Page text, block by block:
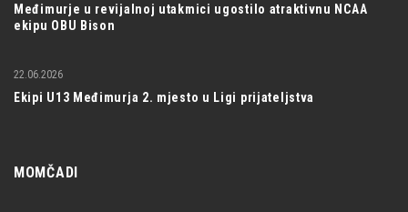
Međimurje u revijalnoj utakmici ugostilo atraktivnu NCAA
ekipu OBU Bison
Ekipi U13 Međimurja 2. mjesto u Ligi prijateljstva
22.06.2026
MOMČADI